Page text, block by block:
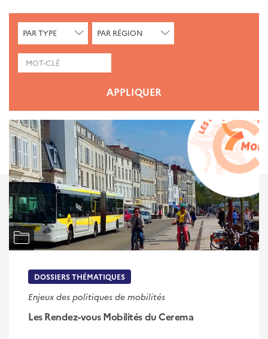
PAR
PAR TYPE
PAR
PAR RÉGION
MOTS-CLÉS
APPLIQUER
DOSSIERS THÉMATIQUES
Enjeux des politiques de mobilités
Les Rendez-vous Mobilités du Cerema